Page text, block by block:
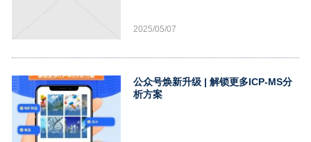
2025/05/07
公众号焕新升级 | 解锁更多ICP-MS分
析方案